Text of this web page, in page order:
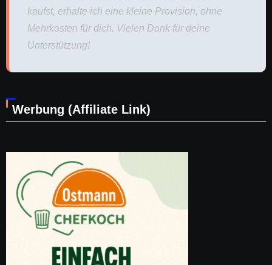
kaufst, erhalte ich eine kleine Provision, ohne
Mehrkosten für dich. Vielen Dank für deine
Unterstützung!
Werbung (Affiliate Link)